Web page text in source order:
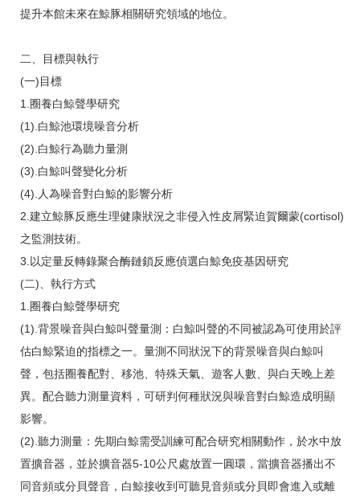
提升本館未來在鯨豚相關研究領域的地位。
二、目標與執行
(一)目標
1.圈養白鯨聲學研究
(1).白鯨池環境噪音分析
(2).白鯨行為聽力量測
(3).白鯨叫聲變化分析
(4).人為噪音對白鯨的影響分析
2.建立鯨豚反應生理健康狀況之非侵入性皮屑緊迫賀爾蒙(cortisol)
之監測技術。
3.以定量反轉錄聚合酶鏈鎖反應偵選白鯨免疫基因研究
(二)、執行方式
1.圈養白鯨聲學研究
(1).背景噪音與白鯨叫聲量測：白鯨叫聲的不同被認為可使用於評
估白鯨緊迫的指標之一。量測不同狀況下的背景噪音與白鯨叫
聲，包括圈養配對、移池、特殊天氣、遊客人數、與白天晚上差
異。配合聽力測量資料，可研判何種狀況與噪音對白鯨造成明顯
影響。
(2).聽力測量：先期白鯨需受訓練可配合研究相關動作，於水中放
置擴音器，並於擴音器5-10公尺處放置一圓環，當擴音器播出不
同音頻或分貝聲音，白鯨接收到可聽見音頻或分貝即會進入或離